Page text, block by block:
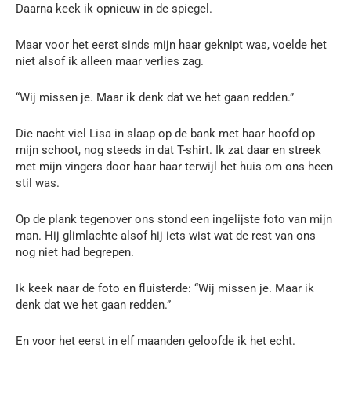
Daarna keek ik opnieuw in de spiegel.
Maar voor het eerst sinds mijn haar geknipt was, voelde het
niet alsof ik alleen maar verlies zag.
“Wij missen je. Maar ik denk dat we het gaan redden.”
Die nacht viel Lisa in slaap op de bank met haar hoofd op
mijn schoot, nog steeds in dat T-shirt. Ik zat daar en streek
met mijn vingers door haar haar terwijl het huis om ons heen
stil was.
Op de plank tegenover ons stond een ingelijste foto van mijn
man. Hij glimlachte alsof hij iets wist wat de rest van ons
nog niet had begrepen.
Ik keek naar de foto en fluisterde: “Wij missen je. Maar ik
denk dat we het gaan redden.”
En voor het eerst in elf maanden geloofde ik het echt.